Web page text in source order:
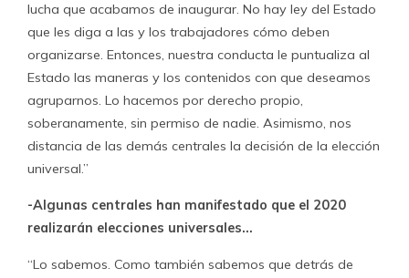
lucha que acabamos de inaugurar. No hay ley del Estado
que les diga a las y los trabajadores cómo deben
organizarse. Entonces, nuestra conducta le puntualiza al
Estado las maneras y los contenidos con que deseamos
agruparnos. Lo hacemos por derecho propio,
soberanamente, sin permiso de nadie. Asimismo, nos
distancia de las demás centrales la decisión de la elección
universal.”
-Algunas centrales han manifestado que el 2020
realizarán elecciones universales…
“Lo sabemos. Como también sabemos que detrás de